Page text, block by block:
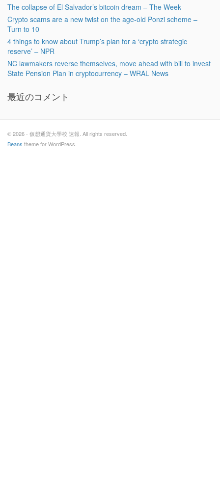
The collapse of El Salvador’s bitcoin dream – The Week
Crypto scams are a new twist on the age-old Ponzi scheme –
Turn to 10
4 things to know about Trump’s plan for a ‘crypto strategic
reserve’ – NPR
NC lawmakers reverse themselves, move ahead with bill to invest
State Pension Plan in cryptocurrency – WRAL News
最近のコメント
© 2026 - 仮想通貨大學校 速報. All rights reserved.
Beans theme for WordPress.